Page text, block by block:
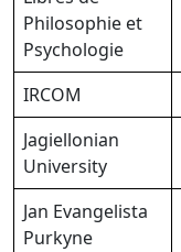
Philosophie et
Psychologie
IRCOM
Jagiellonian
University
Jan Evangelista
Purkyne